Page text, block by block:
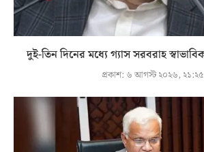
দুই-তিন দিনের মধ্যে গ্যাস সরবরাহ স্বাভাবিক
প্রকাশ: ৬ আগস্ট ২০২৬, ২১:২৫